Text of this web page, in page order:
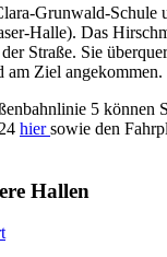
Grunwald-Schule
Halle). Das
Straße. Sie
am Ziel angekommen.
5 können
hiersowie den
Hallen